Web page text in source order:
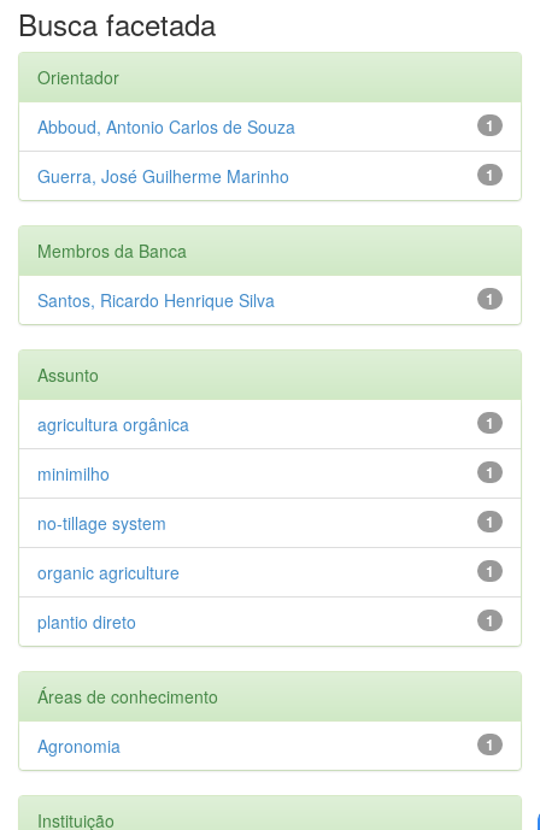
Busca facetada
Orientador
1
Abboud, Antonio Carlos de Souza
1
Guerra, José Guilherme Marinho
Membros da Banca
1
Santos, Ricardo Henrique Silva
Assunto
1
agricultura orgânica
1
minimilho
1
no-tillage system
1
organic agriculture
1
plantio direto
Áreas de conhecimento
1
Agronomia
Instituição